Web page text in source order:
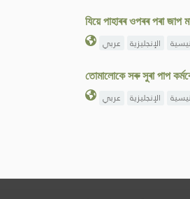
যিয়ে পাহাৰৰ ওপৰৰ পৰা জাপ
عربي الإنجليزية
তোমালোকে সৰু সুৰা পাপ
عربي الإنجليزية